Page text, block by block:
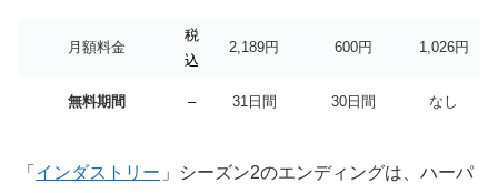
月額料金
税
込
2,189円 600円 1,026円
無料期間 – 31日間 30日間 なし
「 インダストリー 」シーズン2のエンディングは、ハーパ